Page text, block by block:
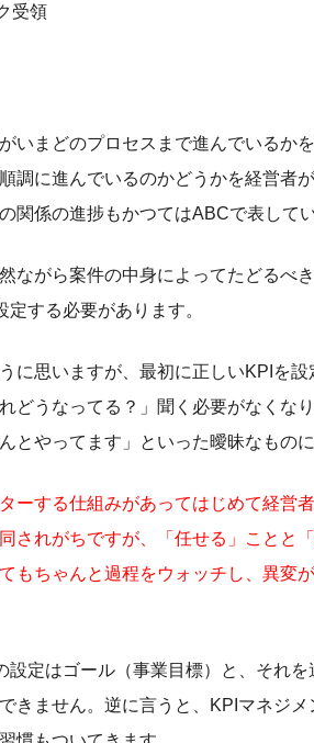
受領
いまどのプロセスまで進んでいるか
調に進んでいるのかどうかを経営者
関係の進捗もかつてはABCで表して
ながら案件の中身によってたどるべ
する必要があります。
に思いますが、最初に正しいKPIを設
どうなってる？」聞く必要がなくな
とやってます」といった曖昧なものに
ーする仕組みがあってはじめて経営
されがちですが、「任せる」ことと
もちゃんと過程をウォッチし、異変
設定はゴール（事業目標）と、それ
きません。逆に言うと、KPIマネジメ